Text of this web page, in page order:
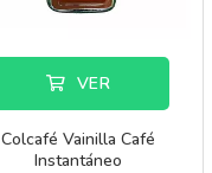
VER
Colcafé Vainilla Café
Instantáneo